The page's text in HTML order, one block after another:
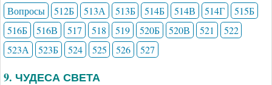
Вопросы 512Б 513А 513Б 514Б 514В 514Г
515Б
516Б
516В 517 518 519 520Б 520В 521
522
523А
523Б 524 525 526 527
9. ЧУДЕСА СВЕТА